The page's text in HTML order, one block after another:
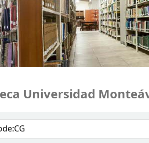
Universidad Monteávila